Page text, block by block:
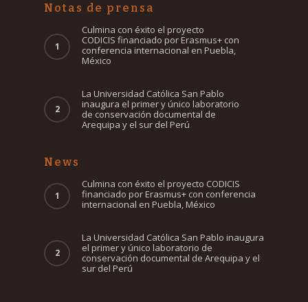
Notas de prensa
Culmina con éxito el proyecto
CODICIS financiado por Erasmus+ con
conferencia internacional en Puebla,
México
La Universidad Católica San Pablo
inaugura el primer y único laboratorio
de conservación documental de
Arequipa y el sur del Perú
News
Culmina con éxito el proyecto CODICIS
financiado por Erasmus+ con conferencia
internacional en Puebla, México
La Universidad Católica San Pablo inaugura
el primer y único laboratorio de
conservación documental de Arequipa y el
sur del Perú